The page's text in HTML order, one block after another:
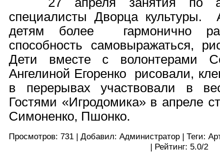
специалисты Дворца культуры.
детям более гармонично
способность самовыражаться,
Дети вместе с волонтерами
Ангелиной Егоренко рисовали,
в перерывах участвовали в
Гостями «Игродомика» в апреле
Симоненко, Пшонко.
Просмотров: 731 |Добавил: Администратор |Теги:
| Рейтинг: 5.0/2